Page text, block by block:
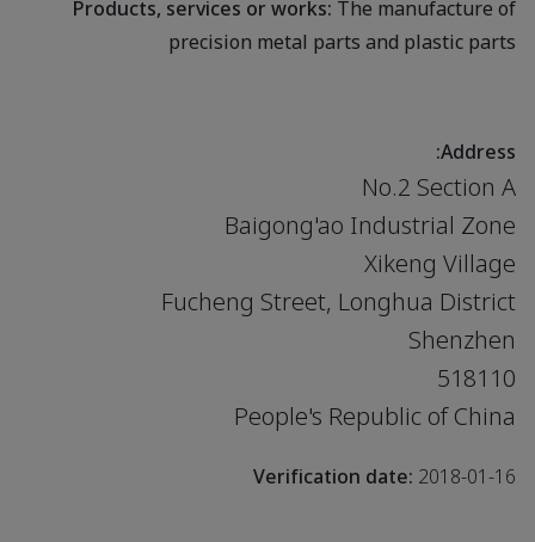
Products, services or works:The manufacture of
precision metal parts and plastic parts
Address:
No.2 Section A
Baigong'ao Industrial Zone
Xikeng Village
Fucheng Street, Longhua District
Shenzhen
518110
People's Republic of China
Verification date:2018-01-16